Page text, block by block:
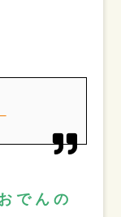
でんの